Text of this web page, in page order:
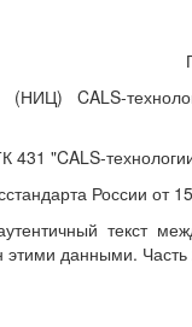
CALS-
431 "CALS-
России от 15
текст
данными.